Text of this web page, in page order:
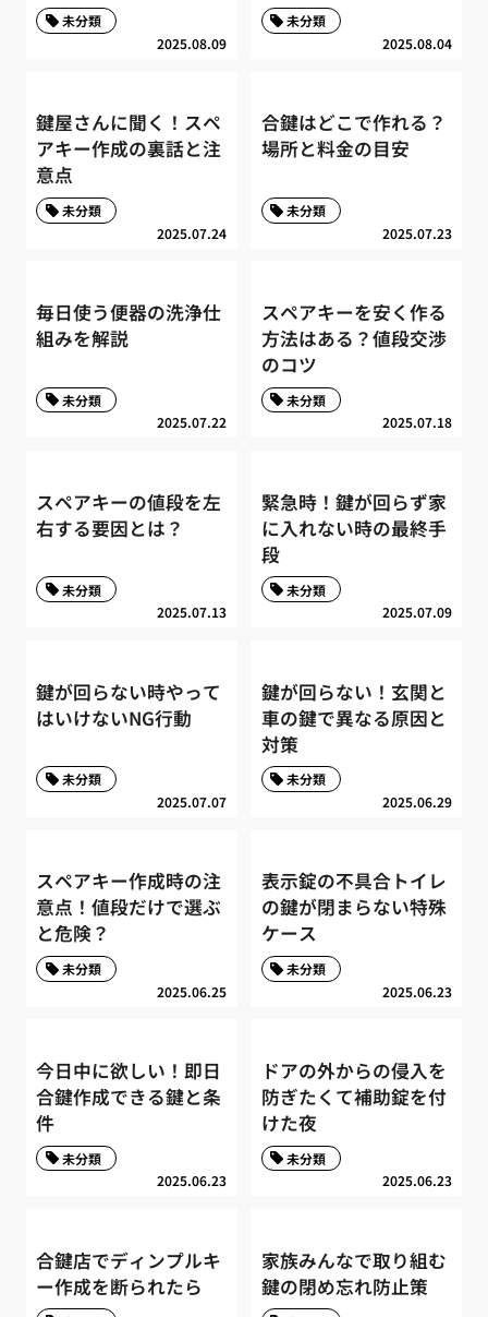
2025.08.09
未分類
2025.08.04
未分類
鍵屋さんに聞く！スペ
アキー作成の裏話と注
意点
2025.07.24
未分類
合鍵はどこで作れる？
場所と料金の目安
2025.07.23
未分類
毎日使う便器の洗浄仕
組みを解説
2025.07.22
未分類
スペアキーを安く作る
方法はある？値段交渉
のコツ
2025.07.18
未分類
スペアキーの値段を左
右する要因とは？
2025.07.13
未分類
緊急時！鍵が回らず家
に入れない時の最終手
段
2025.07.09
未分類
鍵が回らない時やって
はいけないNG行動
2025.07.07
未分類
鍵が回らない！玄関と
車の鍵で異なる原因と
対策
2025.06.29
未分類
スペアキー作成時の注
意点！値段だけで選ぶ
と危険？
2025.06.25
未分類
表示錠の不具合トイレ
の鍵が閉まらない特殊
ケース
2025.06.23
未分類
今日中に欲しい！即日
合鍵作成できる鍵と条
件
2025.06.23
未分類
ドアの外からの侵入を
防ぎたくて補助錠を付
けた夜
2025.06.23
未分類
合鍵店でディンプルキ
ー作成を断られたら
家族みんなで取り組む
鍵の閉め忘れ防止策